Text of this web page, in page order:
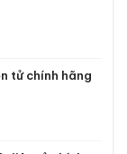
tử chính hãng